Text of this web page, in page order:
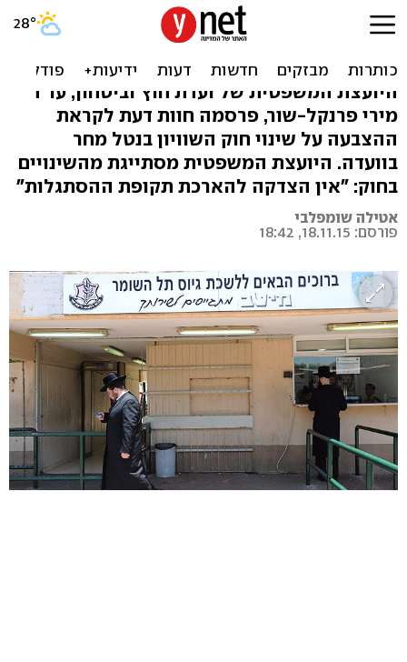
העמדה המשפטית: חוק הגיוס
החדש מעלה בעיות
היועצת המשפטית של ועדת חוץ וביטחון, עו"ד
מירי פרנקל-שור, פרסמה חוות דעת לקראת
ההצבעה על שינוי חוק השוויון בנטל מחר
בוועדה. היועצת המשפטית מסתייגת מהשינויים
בחוק: "אין הצדקה להארכת תקופת ההסתגלות"
אטילה שומפלבי
פורסם: 18.11.15, 18:42